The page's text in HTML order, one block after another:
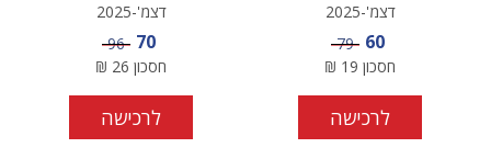
דצמ'-2025
מחיר מבצע
60 מחיר
79
חסכון 19
₪
לרכישה
דצמ'-2025
מחיר מבצע
70 מחיר
96
חסכון 26
₪
לרכישה